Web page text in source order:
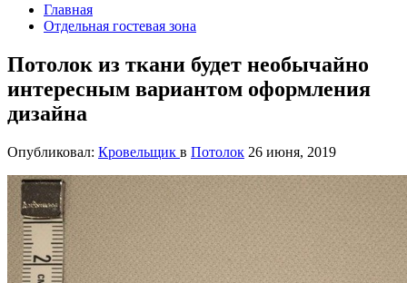
Главная
Отдельная гостевая зона
Потолок из ткани будет необычайно
интересным вариантом оформления
дизайна
Опубликовал: Кровельщик в Потолок 26 июня, 2019